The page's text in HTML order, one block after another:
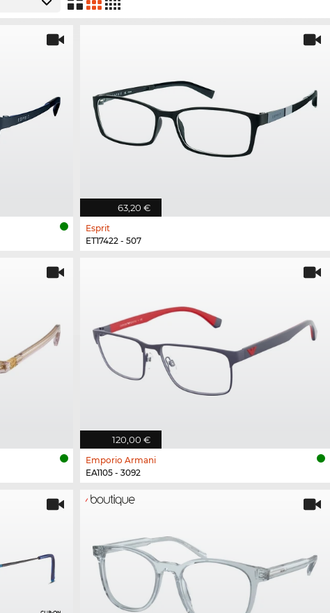
63,20 €
Esprit
ET17422 - 507
120,00 €
Emporio Armani
EA1105 - 3092